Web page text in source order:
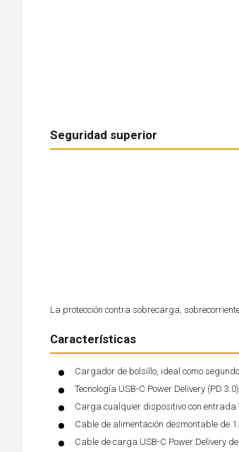
Seguridad superior
La protección contra sobrecarga,
Características
Cargador de bolsillo, ideal como
Tecnología USB-C Power Delivery (PD
Carga cualquier dispositivo con entrada
Cable de alimentación desmontable de
Cable de carga USB-C Power Delivery